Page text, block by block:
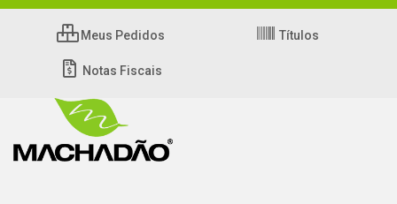
Meus Pedidos Títulos
Notas Fiscais